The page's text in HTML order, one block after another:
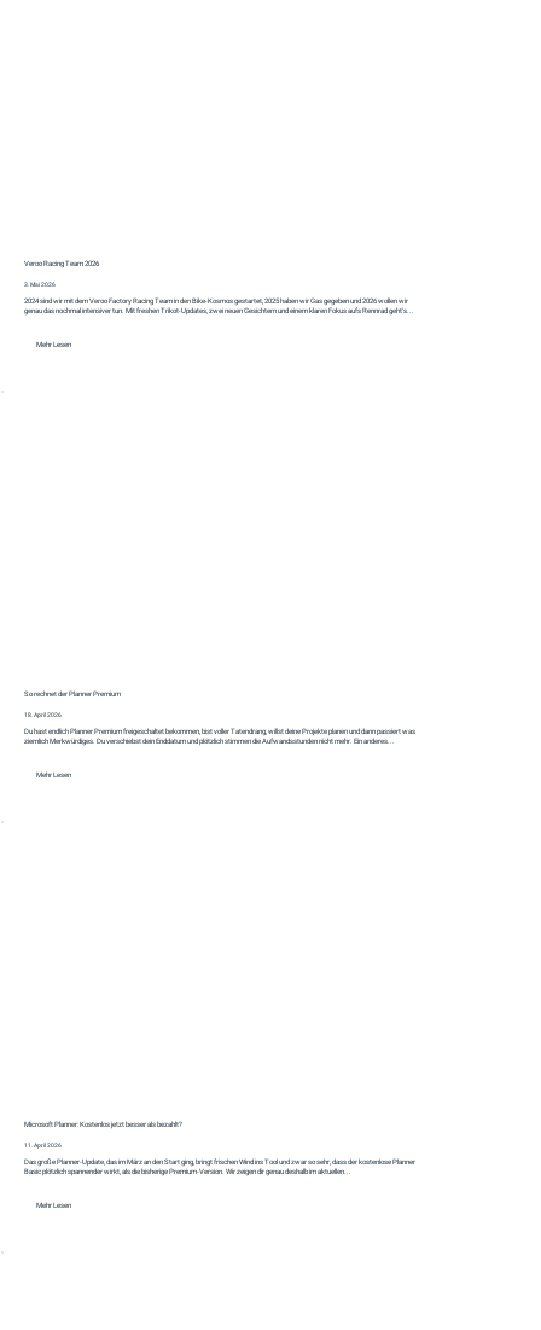
Veroo Racing Team 2026
3. Mai 2026
2024 sind wir mit dem Veroo Factory Racing Team in den Bike-Kosmos gestartet, 2025 haben wir Gas gegeben und 2026 wollen wir
genau das nochmal intensiver tun. Mit freshen Trikot-Updates, zwei neuen Gesichtern und einem klaren Fokus aufs Rennrad geht's...
Mehr Lesen
So rechnet der Planner Premium
18. April 2026
Du hast endlich Planner Premium freigeschaltet bekommen, bist voller Tatendrang, willst deine Projekte planen und dann passiert was
ziemlich Merkwürdiges. Du verschiebst dein Enddatum und plötzlich stimmen die Aufwandsstunden nicht mehr. Ein anderes...
Mehr Lesen
Microsoft Planner: Kostenlos jetzt besser als bezahlt?
11. April 2026
Das große Planner‑Update, das im März an den Start ging, bringt frischen Wind ins Tool und zwar so sehr, dass der kostenlose Planner
Basic plötzlich spannender wirkt, als die bisherige Premium‑Version. Wir zeigen dir genau deshalb im aktuellen...
Mehr Lesen